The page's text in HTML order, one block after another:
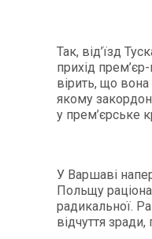
Так, від’їзд
прихід
вірить, що вона
якому
у прем’єрське
У Варшаві
Польщу
радикальної.
відчуття